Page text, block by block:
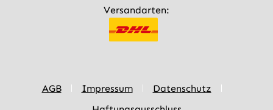
Versandarten:
AGB Impressum
Datenschutz